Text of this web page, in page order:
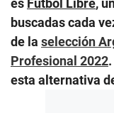
es Fútbol Libre,
buscadas cada
de la selección
Profesional 2022
esta alternativa